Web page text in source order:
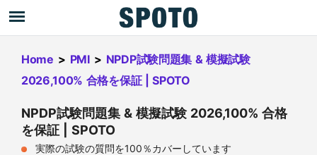
Home > PMI > NPDP試験問題集 & 模擬試験
2026,100% 合格を保証 | SPOTO
NPDP試験問題集 & 模擬試験 2026,100% 合格
を保証 | SPOTO
実際の試験の質問を100％カバーしています